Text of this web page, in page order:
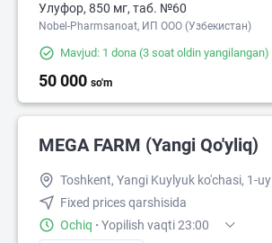
Улуфор, 850 мг, таб. №60
Nobel-Pharmsanoat, ИП ООО (Узбекистан)
Mavjud: 1 dona (3 soat oldin yangilangan)
50 000 so'm
MEGA FARM (Yangi Qo'yliq)
Toshkent, Yangi Kuylyuk ko'chasi, 1-uy
Fixed prices qarshisida
Ochiq · Yopilish vaqti 23:00